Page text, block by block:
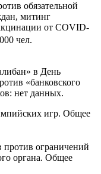
обязательной
митинг
от COVID-
чел.
в День
«банковского
нет данных.
игр. Общее
ограничений
органа. Общее